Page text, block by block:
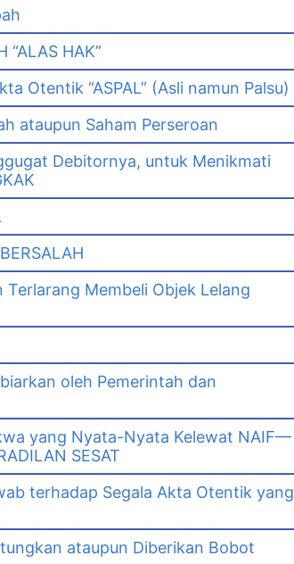
HAK”
Otentik “ASPAL” (Asli namun Palsu)
ataupun Saham Perseroan
Debitornya, untuk Menikmati
Membeli Objek Lelang
oleh Pemerintah dan
yang Nyata-Nyata Kelewat NAIF—
SESAT
terhadap Segala Akta Otentik yang
ataupun Diberikan Bobot